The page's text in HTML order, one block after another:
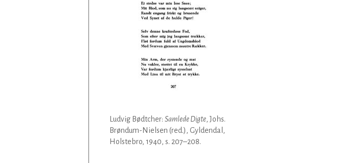
Ludvig Bødtcher: Samlede Digte, Johs.
Brøndum-Nielsen (red.), Gyldendal,
Holstebro, 1940, s. 207–208.